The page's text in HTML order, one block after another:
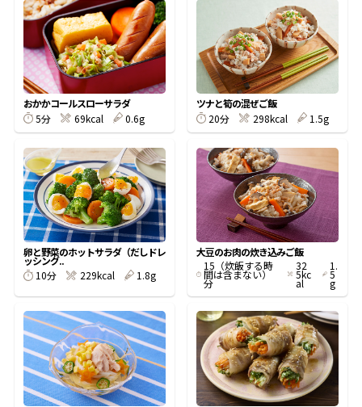
楽チン屋® ストレートつゆ
新鮮一番 『氷熟®』
レシピ特設サイト
割烹白だしレシピ特集
かつおだしが決め手！簡単茶碗蒸し
おかかコールスローサラダ
5分
69kcal 0.6g
ツナと筍の混ぜご飯
20分
298kcal 1.5g
卵と野菜のホットサラダ（だしドレ
ッシング..
10分
229kcal 1.8g
大豆のお肉の炊き込みご飯
15（炊飯する時
間は含まない）
分
32
5kc
al
1.
5
g